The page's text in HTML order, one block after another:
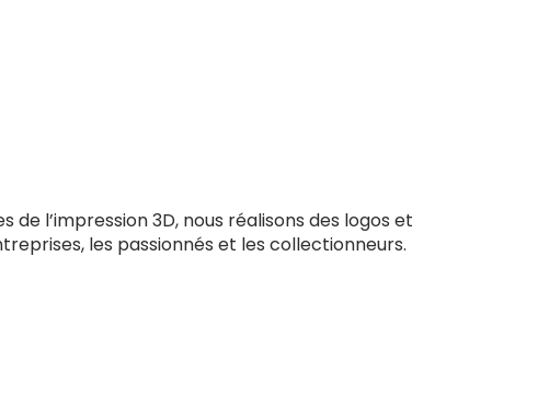
l’impression 3D, nous réalisons des logos et
les passionnés et les collectionneurs.